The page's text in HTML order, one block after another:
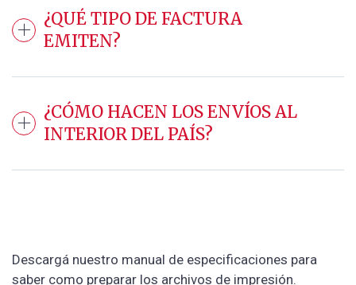
¿QUÉ TIPO DE FACTURA
EMITEN?
¿CÓMO HACEN LOS ENVÍOS AL
INTERIOR DEL PAÍS?
Descargá nuestro manual de especificaciones para
saber como preparar los archivos de impresión.